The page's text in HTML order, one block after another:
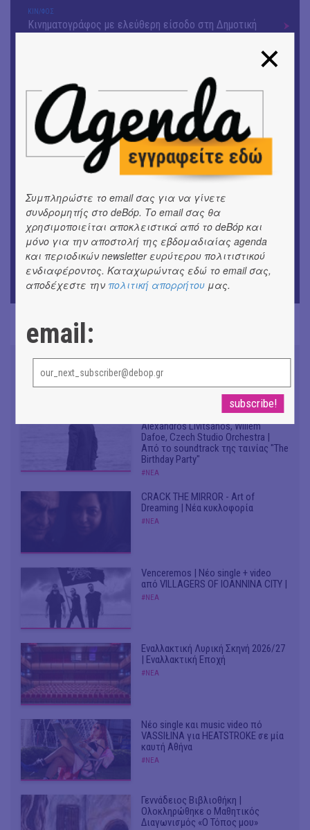
ΚΙΝ/ΦΟΣ
Κινηματογράφος με ελεύθερη είσοδο στη Δημοτική
«ΑΗ ΛΑΟΣ» | Ένα σκηνικό ρέκβιεμ για την ήττα ενός
λαού
ΕΙΚΑΣΤΙΚΑ
Ομαδική έκθεση | Προσωρινά για Πάντα
ΕΙΚΑΣΤΙΚΑ
Αργύρης Ραλλιάς | Λιτανεία
ΕΙΚΑΣΤΙΚΑ
Θανάσης Λάλας-Κώστας Τσόκλης - Συνομιλώντας με
εικόνες και λέξεις
Don't Let Me Be Misunderstood |
Alexandros Livitsanos, Willem
Dafoe, Czech Studio Orchestra |
Από το soundtrack της ταινίας "The
Birthday Party"
#ΝΕΑ
CRACK THE MIRROR - Art of
Dreaming | Νέα κυκλοφορία
#ΝΕΑ
Venceremos | Νέο single + video
από VILLAGERS OF IOANNINA CITY |
#ΝΕΑ
Εναλλακτική Λυρική Σκηνή 2026/27
| Εναλλακτική Εποχή
#ΝΕΑ
Νέο single και music video πό
VASSIŁINA για HEATSTROKE σε μία
καυτή Αθήνα
#ΝΕΑ
Γεννάδειος Βιβλιοθήκη |
Ολοκληρώθηκε ο Μαθητικός
Διαγωνισμός «Ο Τόπος μου»
Συμπληρώστε το email σας για να γίνετε
συνδρομητής στο deBόp. Το email σας θα
χρησιμοποιείται αποκλειστικά από το deBόp και
μόνο για την αποστολή της εβδομαδιαίας agenda
και περιοδικών newsletter ευρύτερου πολιτιστικού
ενδιαφέροντος. Καταχωρώντας εδώ το email σας,
αποδέχεστε την πολιτική απορρήτου μας.
email: